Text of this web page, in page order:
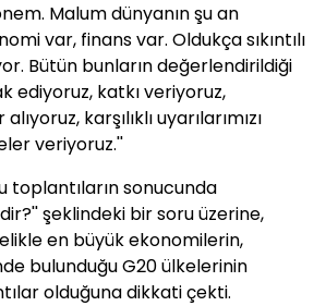
Malum dünyanın şu an
var, finans var. Oldukça sıkıntılı
Bütün bunların değerlendirildiği
ediyoruz, katkı veriyoruz,
karşılıklı uyarılarımızı
veriyoruz.''
toplantıların sonucunda
şeklindeki bir soru üzerine,
en büyük ekonomilerin,
bulunduğu G20 ülkelerinin
olduğuna dikkati çekti.